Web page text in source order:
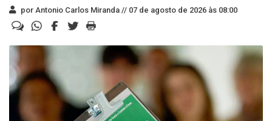
por Antonio Carlos Miranda // 07 de agosto de 2026 às 08:00